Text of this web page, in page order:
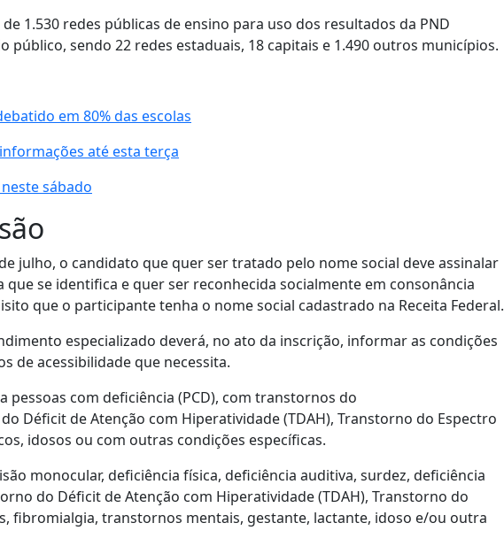
1.530 redes públicas de ensino para uso dos resultados da PND
público, sendo 22 redes estaduais, 18 capitais e 1.490 outros municípios.
em 80% das escolas
até esta terça
sábado
julho, o candidato que quer ser tratado pelo nome social deve assinalar
se identifica e quer ser reconhecida socialmente em consonância
que o participante tenha o nome social cadastrado na Receita Federal.
especializado deverá, no ato da inscrição, informar as condições
de acessibilidade que necessita.
pessoas com deficiência (PCD), com transtornos do
Déficit de Atenção com Hiperatividade (TDAH), Transtorno do Espectro
idosos ou com outras condições específicas.
monocular, deficiência física, deficiência auditiva, surdez, deficiência
do Déficit de Atenção com Hiperatividade (TDAH), Transtorno do
fibromialgia, transtornos mentais, gestante, lactante, idoso e/ou outra